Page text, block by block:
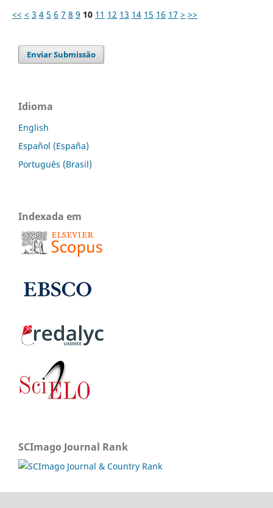
<< < 3 4 5 6 7 8 9 10 11 12 13 14 15 16 17 > >>
Enviar Submissão
Idioma
English
Español (España)
Português (Brasil)
Indexada em
SCImago Journal Rank